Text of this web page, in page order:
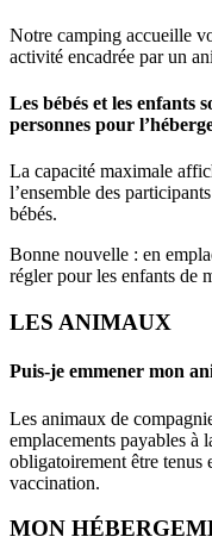
Notre camping accueille
activité encadrée par un
Les bébés et les enfants
personnes pour
La capacité maximale
l’ensemble des
bébés.
Bonne nouvelle : en
régler pour les enfants de
LES ANIMAUX
Puis-je emmener mon
Les animaux de
emplacements payables à
obligatoirement être tenus
vaccination.
MON